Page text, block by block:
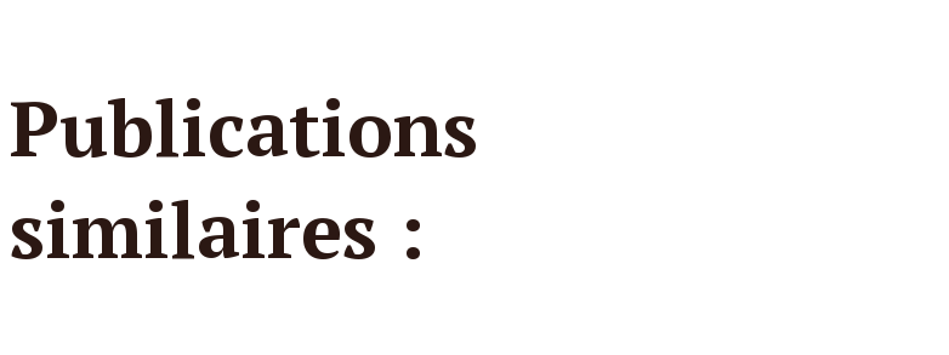
Publications
similaires :